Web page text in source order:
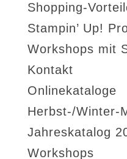
Shopping-
Stampin’ Up!
Workshops mit
Kontakt
Onlinekataloge
Herbst-/Winter-
Jahreskatalog
Workshops